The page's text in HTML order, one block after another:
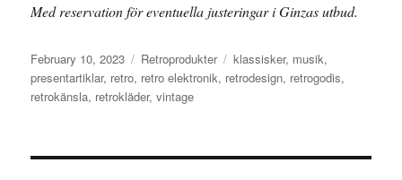
Med reservation för eventuella justeringar i Ginzas utbud.
Posted
on
February 10, 2023 Categories
Retroprodukter Tags
klassisker, musik,
presentartiklar, retro, retro elektronik, retrodesign, retrogodis,
retrokänsla, retrokläder,vintage